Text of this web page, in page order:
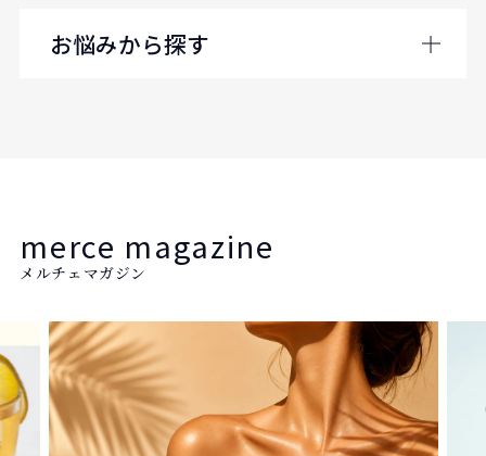
お悩みから探す
merce magazine
メルチェマガジン